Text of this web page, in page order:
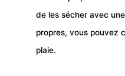
de les sécher avec
propres, vous pouvez
plaie.